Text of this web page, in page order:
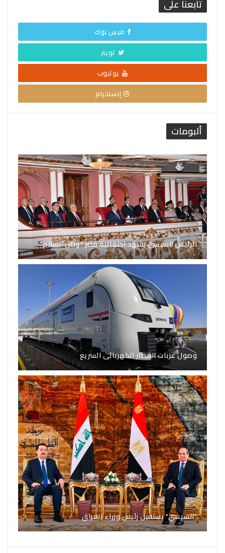
تابعنا على
فيس بوك
تويتر
يوتيوب
إنستجرام
ألبومات
الرئيس السيسي يشهد احتفالية مصر “وطن السلام”
وصول عربات القطار الكهربائى السريع
"السيسي" يستقبل رئيس وزراء العراق